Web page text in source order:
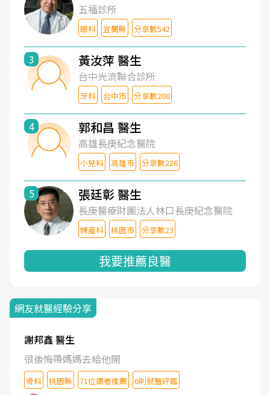
五福診所
眼科 宜蘭縣 分享數542
3 黃汝萍 醫生
台中光流聯合診所
牙科 台中市 分享數208
4 郭和昌 醫生
高雄長庚紀念醫院
小兒科 高雄市 分享數226
5 張廷彰 醫生
長庚醫療財團法人林口長庚紀念醫院
婦產科 桃園市 分享數23
我要推薦良醫
網友就醫經驗分享
謝邦鑫 醫生
很後悔帶媽媽去給他開
骨科 桃園縣 71位讀者推薦 6則就醫評鑑